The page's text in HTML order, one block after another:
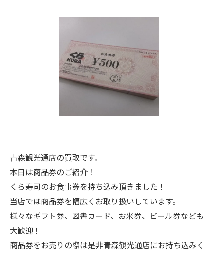
青森観光通店の買取です。
本日は商品券のご紹介！
くら寿司のお食事券を持ち込み頂きました！
当店では商品券を幅広くお取り扱いしています。
様々なギフト券、図書カード、お米券、ビール券なども
大歓迎！
商品券をお売りの際は是非青森観光通店にお持ち込みく